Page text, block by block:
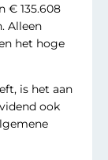
€ 135.608
Alleen
het hoge
is het aan
ook